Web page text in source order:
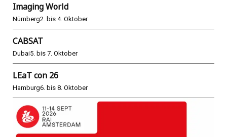
Imaging World
Nürnberg2. bis 4. Oktober
CABSAT
Dubai5. bis 7. Oktober
LEaT con 26
Hamburg6. bis 8. Oktober